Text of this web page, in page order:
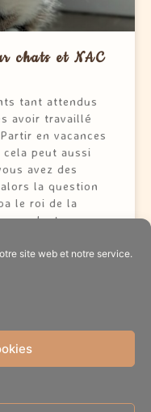
site web et notre service.
chats et NAC
tant attendus
avoir travaillé
en vacances
peut aussi
avez des
la question
le roi de la
pendant que